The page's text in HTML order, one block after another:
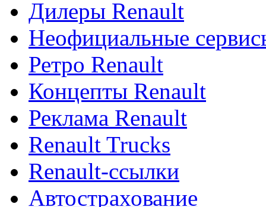
Дилеры Renault
Неофициальные
Ретро Renault
Концепты Renault
Реклама Renault
Renault Trucks
Renault-ссылки
Автострахование